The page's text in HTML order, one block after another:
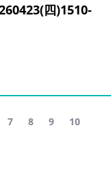
四)1510-
7 8 9
10